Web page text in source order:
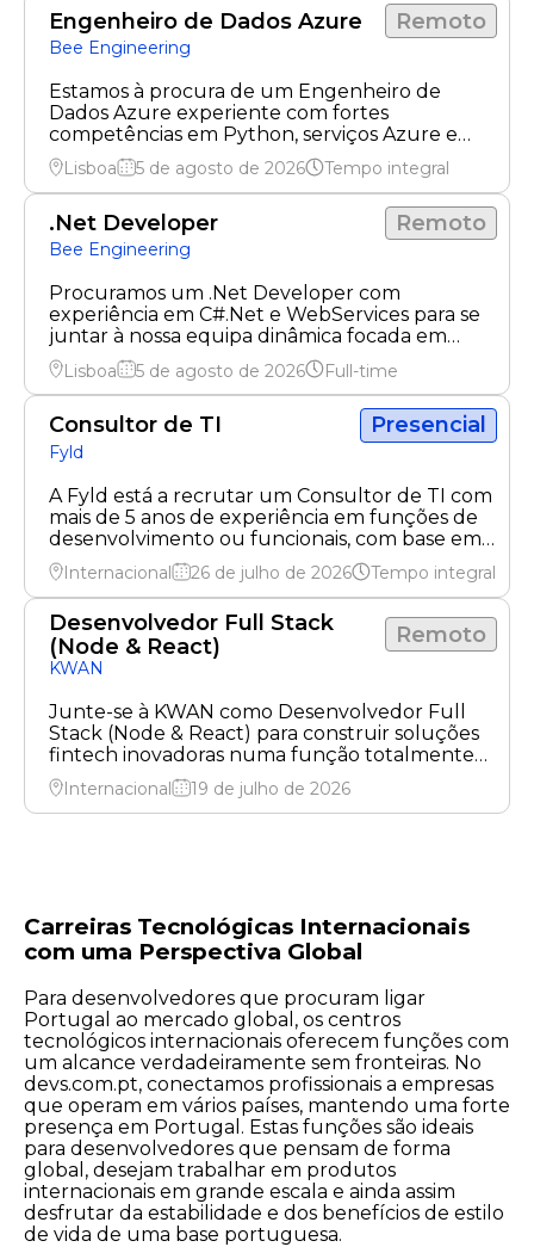
Engenheiro de Dados Azure Remoto
Bee Engineering
Estamos à procura de um Engenheiro de
Dados Azure experiente com fortes
competências em Python, serviços Azure e
processos ETL. Junte-se a nós para transformar
desafios em oportunidades.
Lisboa 5 de agosto de 2026 Tempo integral
.Net Developer Remoto
Bee Engineering
Procuramos um .Net Developer com
experiência em C#.Net e WebServices para se
juntar à nossa equipa dinâmica focada em
soluções de TI.
Lisboa 5 de agosto de 2026 Full-time
Consultor de TI Presencial
Fyld
A Fyld está a recrutar um Consultor de TI com
mais de 5 anos de experiência em funções de
desenvolvimento ou funcionais, com base em
Bruxelas.
Internacional 26 de julho de 2026 Tempo integral
Desenvolvedor Full Stack
(Node & React)
Remoto
KWAN
Junte-se à KWAN como Desenvolvedor Full
Stack (Node & React) para construir soluções
fintech inovadoras numa função totalmente
remota baseada no Brasil.
Internacional 19 de julho de 2026
Carreiras Tecnológicas Internacionais
com uma Perspectiva Global
Para desenvolvedores que procuram ligar
Portugal ao mercado global, os centros
tecnológicos internacionais oferecem funções com
um alcance verdadeiramente sem fronteiras. No
devs.com.pt, conectamos profissionais a empresas
que operam em vários países, mantendo uma forte
presença em Portugal. Estas funções são ideais
para desenvolvedores que pensam de forma
global, desejam trabalhar em produtos
internacionais em grande escala e ainda assim
desfrutar da estabilidade e dos benefícios de estilo
de vida de uma base portuguesa.